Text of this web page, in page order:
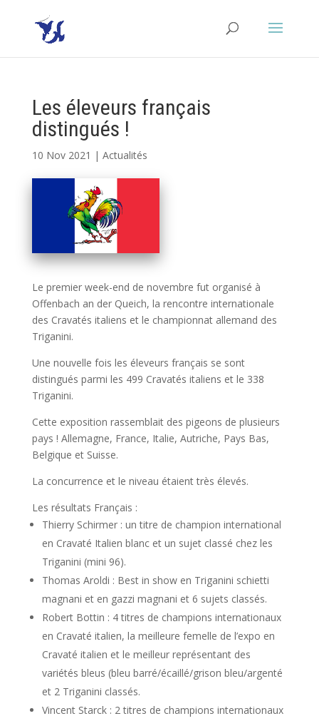
Les éleveurs français
distingués !
10 Nov 2021 | Actualités
Le premier week-end de novembre fut organisé à
Offenbach an der Queich, la rencontre internationale
des Cravatés italiens et le championnat allemand des
Triganini.
Une nouvelle fois les éleveurs français se sont
distingués parmi les 499 Cravatés italiens et le 338
Triganini.
Cette exposition rassemblait des pigeons de plusieurs
pays ! Allemagne, France, Italie, Autriche, Pays Bas,
Belgique et Suisse.
La concurrence et le niveau étaient très élevés.
Les résultats Français :
Thierry Schirmer : un titre de champion international
en Cravaté Italien blanc et un sujet classé chez les
Triganini (mini 96).
Thomas Aroldi : Best in show en Triganini schietti
magnani et en gazzi magnani et 6 sujets classés.
Robert Bottin : 4 titres de champions internationaux
en Cravaté italien, la meilleure femelle de l’expo en
Cravaté italien et le meilleur représentant des
variétés bleus (bleu barré/écaillé/grison bleu/argenté
et 2 Triganini classés.
Vincent Starck : 2 titres de champions internationaux